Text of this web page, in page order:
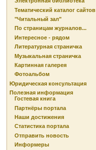
Тематический каталог сайтов
"Читальный зал"
По страницам журналов...
Интересное - рядом
Литературная страничка
Музыкальная страничка
Картинная галерея
Фотоальбом
Юридическая консультация
Полезная информация
Гостевая книга
Партнёры портала
Наши достижения
Статистика портала
Отправить новость
Информеры